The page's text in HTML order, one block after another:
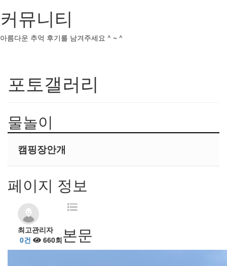
커뮤니티
아름다운 추억 후기를 남겨주세요 ^ ~ ^
포토갤러리
물놀이
캠핑장안개
페이지 정보
최고관리자
0건
660회본문